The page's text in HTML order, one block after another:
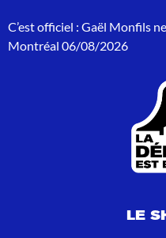
:
C’est officiel : Gaël Monfils
Montréal 06/08/2026
LE